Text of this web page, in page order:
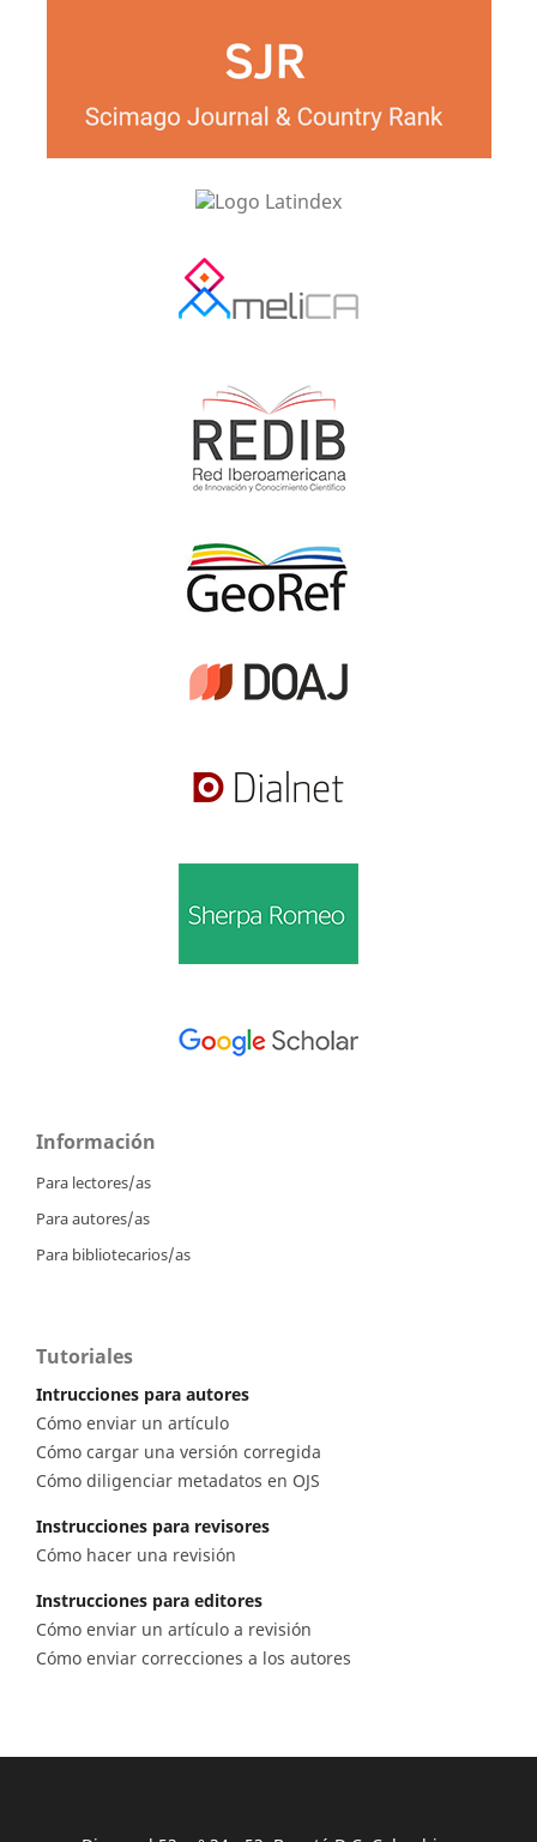
Información
Para lectores/as
Para autores/as
Para bibliotecarios/as
Tutoriales
Intrucciones para autores
Cómo enviar un artículo
Cómo cargar una versión corregida
Cómo diligenciar metadatos en OJS
Instrucciones para revisores
Cómo hacer una revisión
Instrucciones para editores
Cómo enviar un artículo a revisión
Cómo enviar correcciones a los autores